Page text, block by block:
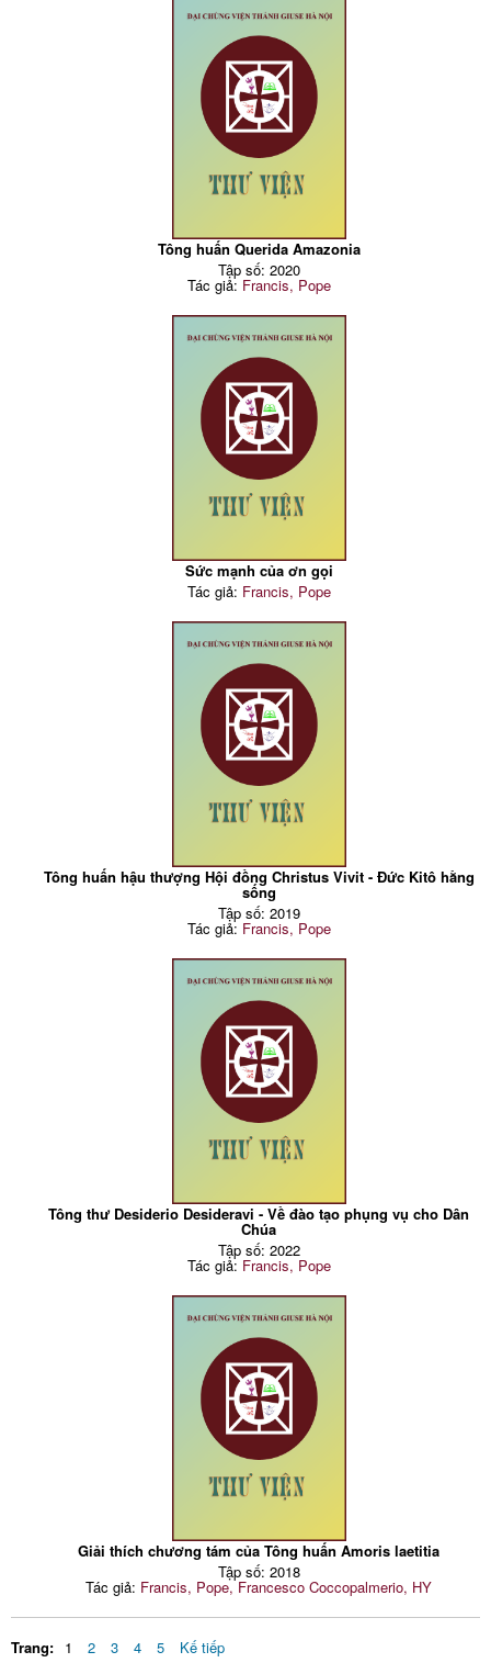
Tông huấn Querida Amazonia
Tập số: 2020
Tác giả: Francis, Pope
Sức mạnh của ơn gọi
Tác giả: Francis, Pope
Tông huấn hậu thượng Hội đồng Christus Vivit - Đức Kitô hằng
sống
Tập số: 2019
Tác giả: Francis, Pope
Tông thư Desiderio Desideravi - Về đào tạo phụng vụ cho Dân
Chúa
Tập số: 2022
Tác giả: Francis, Pope
Giải thích chương tám của Tông huấn Amoris laetitia
Tập số: 2018
Tác giả: Francis, Pope, Francesco Coccopalmerio, HY
Trang: 1 2 3 4 5 Kế tiếp